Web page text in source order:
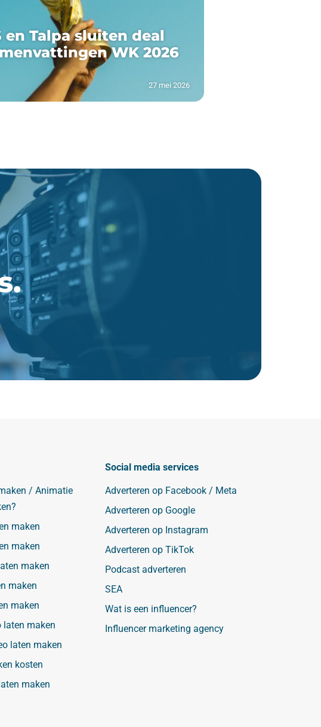
en Talpa sluiten deal
WK 2026
27 mei 2026
/ Animatie
maken
maken
maken
maken
maken
laten maken
laten maken
kosten
maken
Social media services
Adverteren op Facebook / Meta
Adverteren op Google
Adverteren op Instagram
Adverteren op TikTok
Podcast adverteren
SEA
Wat is een influencer?
Influencer marketing agency